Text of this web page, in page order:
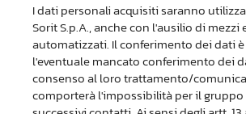
I dati personali acquisiti saranno
Sorit S.p.A., anche con l'ausilio di
automatizzati. Il conferimento dei dati
l'eventuale mancato conferimento dei
consenso al loro trattamento/
comporterà l'impossibilità per il gruppo